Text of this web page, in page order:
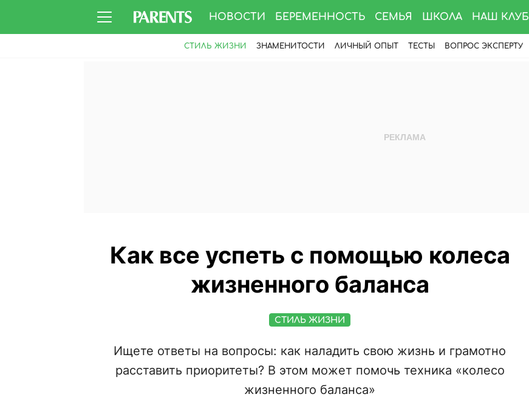
НОВОСТИ БЕРЕМЕННОСТЬ СЕМЬЯ ШКОЛА НАШ КЛУБ
СТИЛЬ ЖИЗНИ ЗНАМЕНИТОСТИ ЛИЧНЫЙ ОПЫТ ТЕСТЫ ВОПРОС ЭКСПЕРТУ
Как все успеть с помощью колеса
жизненного баланса
СТИЛЬ ЖИЗНИ
Ищете ответы на вопросы: как наладить свою жизнь и грамотно
расставить приоритеты? В этом может помочь техника «колесо
жизненного баланса»